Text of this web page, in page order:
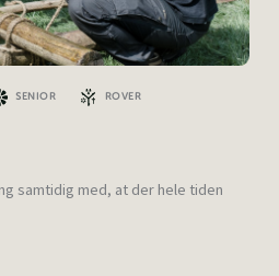
SENIOR ROVER
samtidig med, at der hele tiden